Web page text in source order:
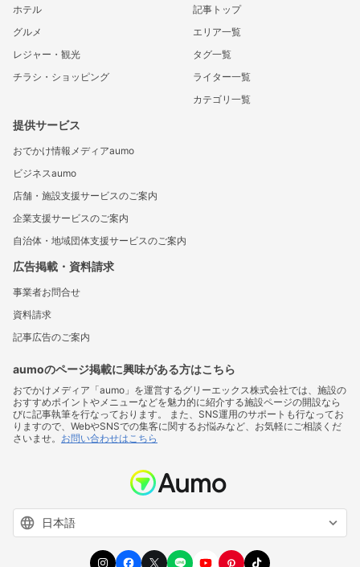
ホテル
グルメ
レジャー・観光
チラシ・ショッピング
記事トップ
エリア一覧
タグ一覧
ライター一覧
カテゴリ一覧
提供サービス
おでかけ情報メディアaumo
ビジネスaumo
店舗・施設支援サービスのご案内
企業支援サービスのご案内
自治体・地域団体支援サービスのご案内
広告掲載・資料請求
事業者お問合せ
資料請求
記事広告のご案内
aumoのページ掲載に興味がある方はこちら
おでかけメディア「aumo」を運営するグリーエックス株式会社では、施設の
おすすめポイントやメニューなどを魅力的に紹介する施設ページの開設なら
びに記事執筆を行なっております。 また、SNS運用のサポートも行なってお
りますので、WebやSNSでの集客に関するお悩みなど、お気軽にご相談くだ
さいませ。 お問い合わせはこちら